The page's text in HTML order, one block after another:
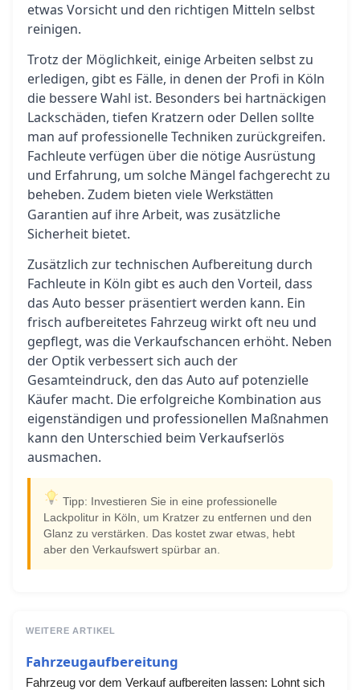
etwas Vorsicht und den richtigen Mitteln selbst
reinigen.
Trotz der Möglichkeit, einige Arbeiten selbst zu
erledigen, gibt es Fälle, in denen der Profi in Köln
die bessere Wahl ist. Besonders bei hartnäckigen
Lackschäden, tiefen Kratzern oder Dellen sollte
man auf professionelle Techniken zurückgreifen.
Fachleute verfügen über die nötige Ausrüstung
und Erfahrung, um solche Mängel fachgerecht zu
beheben. Zudem bieten viele Werkstätten
Garantien auf ihre Arbeit, was zusätzliche
Sicherheit bietet.
Zusätzlich zur technischen Aufbereitung durch
Fachleute in Köln gibt es auch den Vorteil, dass
das Auto besser präsentiert werden kann. Ein
frisch aufbereitetes Fahrzeug wirkt oft neu und
gepflegt, was die Verkaufschancen erhöht. Neben
der Optik verbessert sich auch der
Gesamteindruck, den das Auto auf potenzielle
Käufer macht. Die erfolgreiche Kombination aus
eigenständigen und professionellen Maßnahmen
kann den Unterschied beim Verkaufserlös
ausmachen.
Tipp: Investieren Sie in eine professionelle
Lackpolitur in Köln, um Kratzer zu entfernen und den
Glanz zu verstärken. Das kostet zwar etwas, hebt
aber den Verkaufswert spürbar an.
WEITERE ARTIKEL
Fahrzeugaufbereitung
Fahrzeug vor dem Verkauf aufbereiten lassen: Lohnt sich